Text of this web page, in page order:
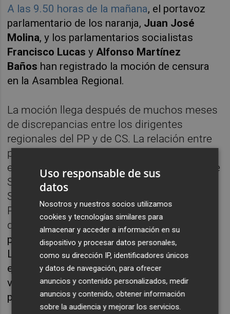
A las 9.50 horas de la mañana, el portavoz
parlamentario de los naranja, Juan José
Molina, y los parlamentarios socialistas
Francisco Lucasy Alfonso Martínez
Baños han registrado la moción de censura
en la Asamblea Regional.
La moción llega después de muchos meses
de discrepancias entre los dirigentes
regionales del PP y de CS. La relación entre
populares y liberales se torció a raíz el
escándalo de la vacunación del consejero de
Salud, y de más de 400 funcionarios del
SMS. Aquello marcó un antes y un después.
Porque todo se ha torcido en los últimos
días.
El 'pin' parental, la vuelta a la
presencialidad en las aulas, la reforma de la
Ley del Presidente que permitiría al jefe del
ejecutivo, Fernando López Miras, la
vacunación fuera del protocolo han sido
puntos de fricción en el Gobierno de PP y CS.
Uso responsable de sus
datos
Nosotros y nuestros socios utilizamos
cookies y tecnologías similares para
almacenar y acceder a información en su
dispositivo y procesar datos personales,
como su dirección IP, identificadores únicos
y datos de navegación, para ofrecer
anuncios y contenido personalizados, medir
anuncios y contenido, obtener información
sobre la audiencia y mejorar los servicios.